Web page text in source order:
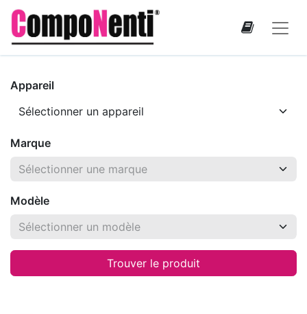
Appareil
Marque
Modèle
Trouver le produit